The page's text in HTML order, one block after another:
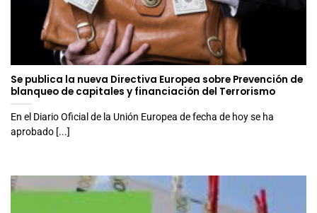
Se publica la nueva Directiva Europea sobre Prevención de
blanqueo de capitales y financiación del Terrorismo
En el Diario Oficial de la Unión Europea de fecha de hoy se ha
aprobado [...]